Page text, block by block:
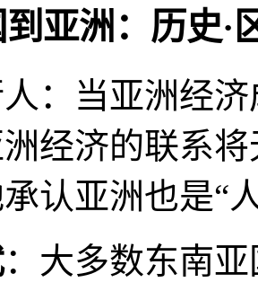
亚洲：历史·
：当亚洲经
经济的联系
认亚洲也是“
：大多数东南